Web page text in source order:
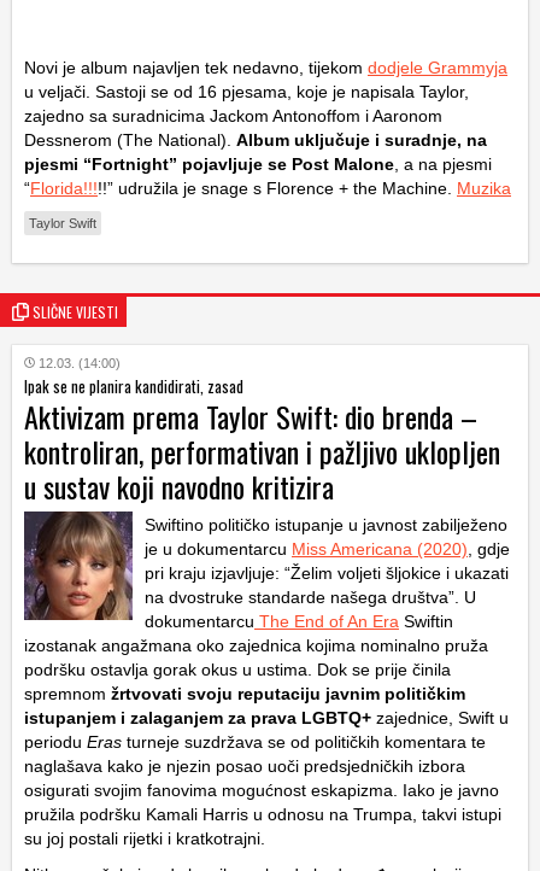
Novi je album najavljen tek nedavno, tijekom dodjele Grammyja
u veljači. Sastoji se od 16 pjesama, koje je napisala Taylor,
zajedno sa suradnicima Jackom Antonoffom i Aaronom
Dessnerom (The National). Album uključuje i suradnje, na
pjesmi “Fortnight” pojavljuje se Post Malone , a na pjesmi
“Florida!!!!!” udružila je snage s Florence + the Machine. Muzika
Taylor Swift
SLIČNE VIJESTI
12.03. (14:00)
Ipak se ne planira kandidirati, zasad
Aktivizam prema Taylor Swift: dio brenda –
kontroliran, performativan i pažljivo uklopljen
u sustav koji navodno kritizira
Swiftino političko istupanje u javnost zabilježeno
je u dokumentarcu Miss Americana (2020) , gdje
pri kraju izjavljuje: “Želim voljeti šljokice i ukazati
na dvostruke standarde našega društva”. U
dokumentarcu The End of An Era Swiftin
izostanak angažmana oko zajednica kojima nominalno pruža
podršku ostavlja gorak okus u ustima. Dok se prije činila
spremnom žrtvovati svoju reputaciju javnim političkim
istupanjem i zalaganjem za prava LGBTQ+ zajednice, Swift u
periodu Eras turneje suzdržava se od političkih komentara te
naglašava kako je njezin posao uoči predsjedničkih izbora
osigurati svojim fanovima mogućnost eskapizma. Iako je javno
pružila podršku Kamali Harris u odnosu na Trumpa, takvi istupi
su joj postali rijetki i kratkotrajni.